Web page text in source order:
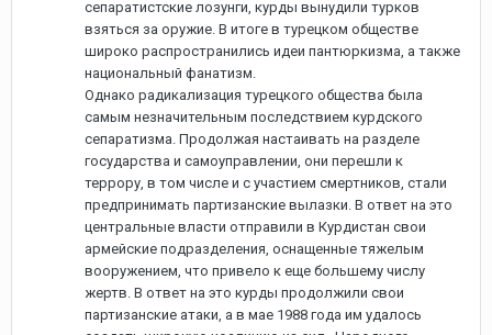
сепаратистские лозунги, курды вынудили турков
взяться за оружие. В итоге в турецком обществе
широко распространились идеи пантюркизма, а также
национальный фанатизм.
Однако радикализация турецкого общества была
самым незначительным последствием курдского
сепаратизма. Продолжая настаивать на разделе
государства и самоуправлении, они перешли к
террору, в том числе и с участием смертников, стали
предпринимать партизанские вылазки. В ответ на это
центральные власти отправили в Курдистан свои
армейские подразделения, оснащенные тяжелым
вооружением, что привело к еще большему числу
жертв. В ответ на это курды продолжили свои
партизанские атаки, а в мае 1988 года им удалось